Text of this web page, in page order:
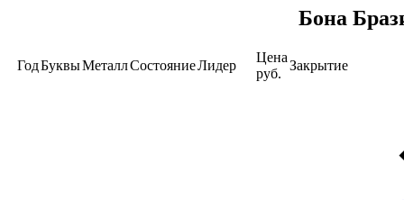
Бона
ГодБуквыМеталлСостояниеЛидер
Цена
руб.
Закрытие